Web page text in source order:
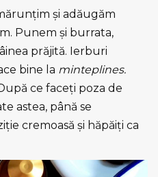
și adăugăm
Punem și burrata,
prăjită. Ierburi
bine la minteplines.
ce faceți poza de
astea, până se
cremoasă și hăpăiți ca